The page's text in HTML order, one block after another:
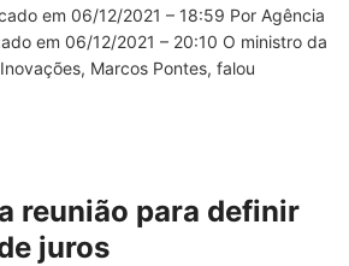
em 06/12/2021 – 18:59 Por Agência
em 06/12/2021 – 20:10 O ministro da
Marcos Pontes, falou
reunião para definir
juros